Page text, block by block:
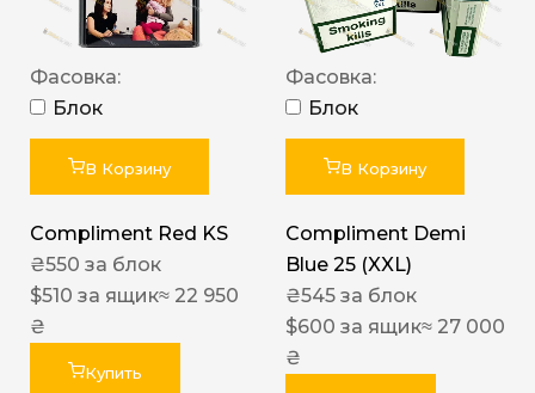
Фасовка:
Блок
В Корзину
Compliment Red KS
₴550 за блок
$510 за ящик≈ 22 950
₴
Купить
Фасовка:
Блок
В Корзину
Compliment Demi
Blue 25 (XXL)
₴545 за блок
$600 за ящик≈ 27 000
₴